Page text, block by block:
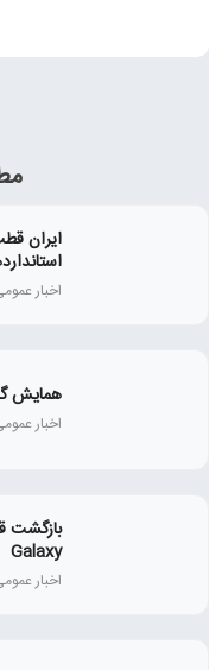
ایران
اخبار
همايش
اخبار
Galaxy
اخبار